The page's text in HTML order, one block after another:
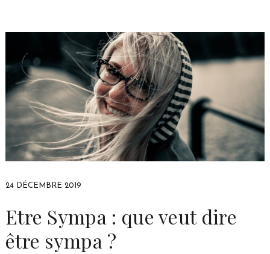
24 DÉCEMBRE 2019
Etre Sympa : que veut dire
être sympa ?